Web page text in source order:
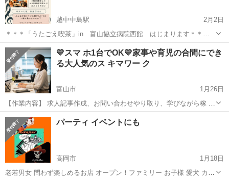
越中中島駅
2月2日
＊＊＊「うたごえ喫茶」in 富山協立病院西館 はじまります＊＊＊
あの頃、みんな歌っていた懐かしい歌。一緒に歌いませんか？ ギター
とキイボードの演奏で楽しく声を出せます。 参加無料、ちょっと一息
したい方には喫茶メニュー...
富山 富山市 越中中島駅 その他 ボード
💛スマ ホ1台でOK💛家事や育児の合間にでき
る大人気のス キマワー ク
富山市
1月26日
【作業内容】 求人記事作成、お問い合わせやり取り、学びながら稼 い
でいただきます。 【活動時間】 ご自身の出来る時間帯で大丈夫です。
1日1時間〜OK ※長期的にお付き合いできる方で、業 務 連...
富山 富山市 時間帯
パーティ イベントにも
高岡市
1月18日
老若男女 問わず楽しめるお店 オープン！ファミリー お子様 愛犬 カッ